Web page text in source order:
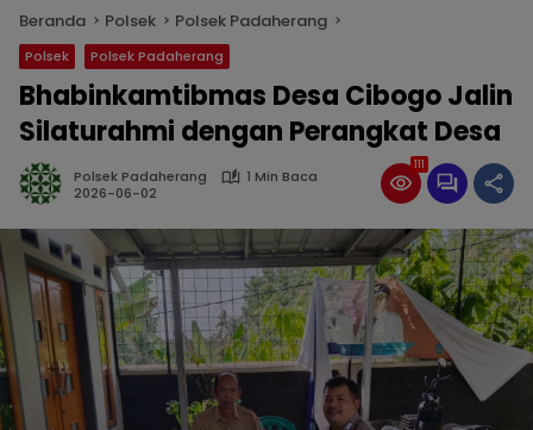
Beranda Polsek Polsek Padaherang
Polsek Polsek Padaherang
Bhabinkamtibmas Desa Cibogo Jalin
Silaturahmi dengan Perangkat Desa
Polsek Padaherang
1 Min Baca
2026-06-02
111